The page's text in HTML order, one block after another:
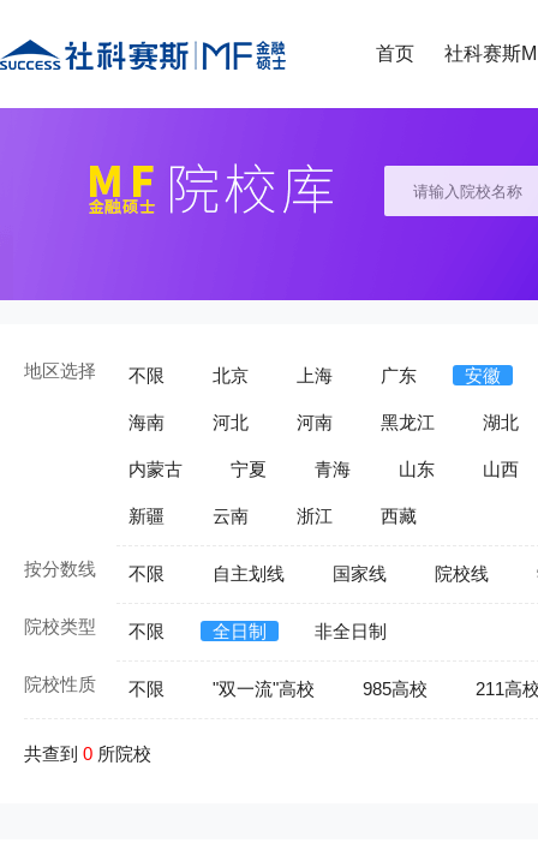
首页 社科赛斯
地区选择 不限 北京 上海 广东 安徽
海南 河北 河南 黑龙江 湖北
内蒙古 宁夏 青海 山东 山西
新疆 云南 浙江 西藏
按分数线 不限 自主划线 国家线 院校线
院校类型 不限 全日制 非全日制
院校性质 不限 "双一流"高校 985高校 211高
共查到 0 所院校